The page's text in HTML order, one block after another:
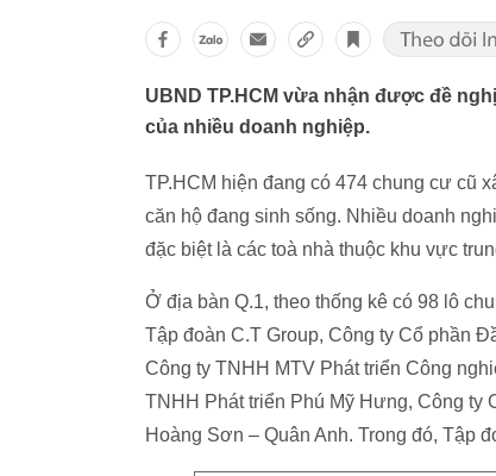
UBND TP.HCM vừa nhận được đề
của nhiều doanh nghiệp.
TP.HCM hiện đang có 474 chung cư cũ
căn hộ đang sinh sống. Nhiều doanh
đặc biệt là các toà nhà thuộc khu vực
Ở địa bàn Q.1, theo thống kê có 98 lô
Tập đoàn C.T Group, Công ty Cổ phần
Công ty TNHH MTV Phát triển Công
TNHH Phát triển Phú Mỹ Hưng, Công ty
Hoàng Sơn – Quân Anh. Trong đó, Tập